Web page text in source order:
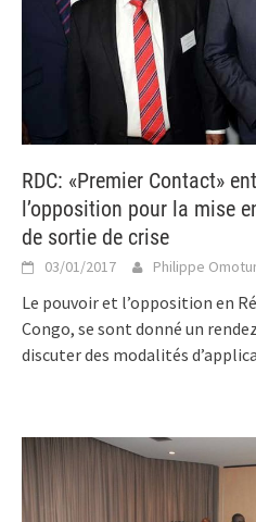
RDC: «Premier Contact»
l’opposition pour la mise
de sortie de crise
03/01/2017 Philippe
Le pouvoir et l’opposition en
Congo, se sont donné un
discuter des modalités